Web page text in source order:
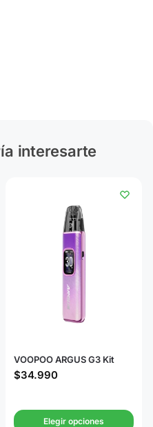
interesarte
VOOPOO ARGUS G3 Kit
$34.990
Elegir opciones